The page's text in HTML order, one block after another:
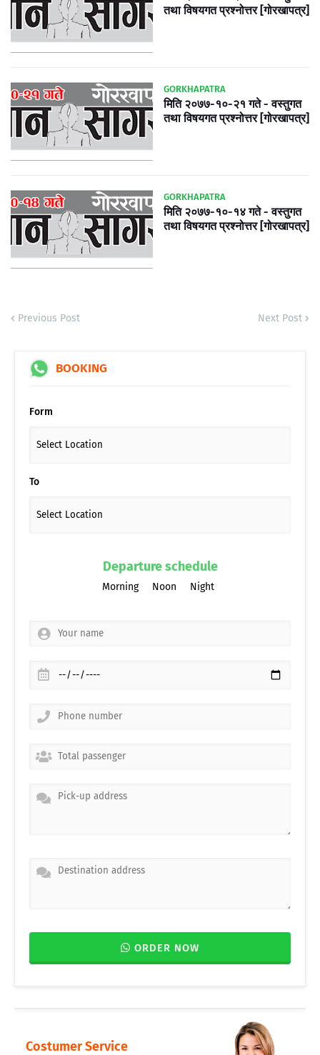
तथा विषयगत प्रश्नोत्तर [गोरखापत्र]
GORKHAPATRA
मिति २०७७-१०-२१ गते - वस्तुगत
तथा विषयगत प्रश्नोत्तर [गोरखापत्र]
GORKHAPATRA
मिति २०७७-१०-१४ गते - वस्तुगत
तथा विषयगत प्रश्नोत्तर [गोरखापत्र]
Previous Post Next Post
BOOKING
Form
To
Departure schedule
Morning Noon Night
ORDER NOW
Costumer Service